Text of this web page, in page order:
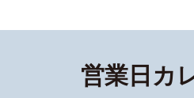
営業日カ